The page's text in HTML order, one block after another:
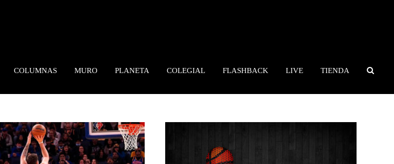
COLUMNAS MURO PLANETA COLEGIAL FLASHBACK LIVE TIENDA